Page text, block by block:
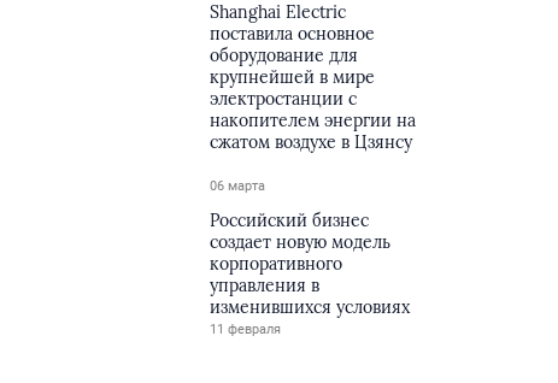
Shanghai Electric
поставила основное
оборудование для
крупнейшей в мире
электростанции с
накопителем энергии на
сжатом воздухе в Цзянсу
06 марта
Российский бизнес
создает новую модель
корпоративного
управления в
изменившихся условиях
11 февраля